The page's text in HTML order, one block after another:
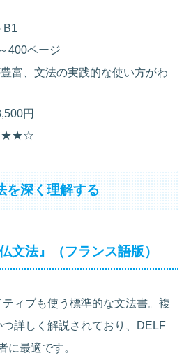
B1
400ページ
富、文法の実践的な使い方がわ
円
を深く理解する
文法』（フランス語版）
ィブも使う標準的な文法書。複
詳しく解説されており、DELF
に最適です。